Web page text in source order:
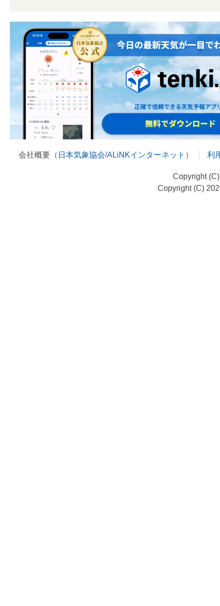
会社概要（ 日本気象協会/ALiNKインターネット ） 利
Copyright
Copyright (C)